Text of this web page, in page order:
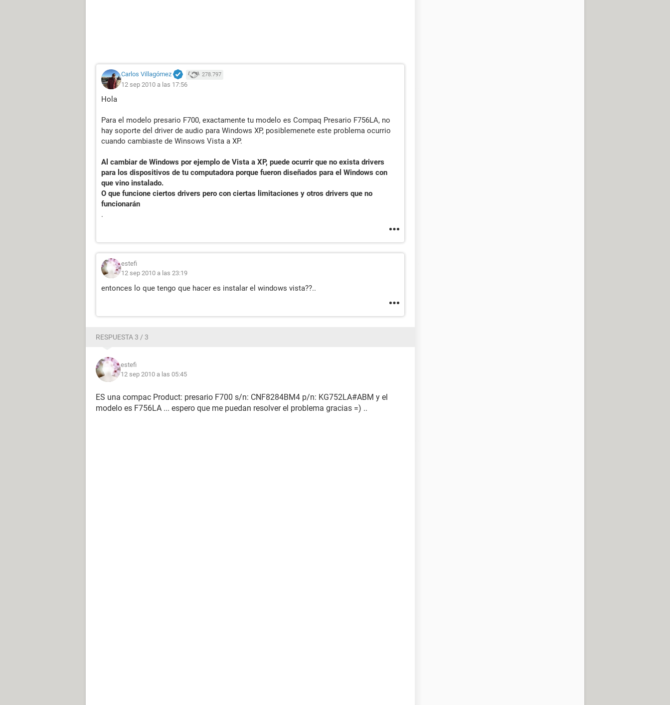
Carlos Villagómez 278.797
12 sep 2010 a las 17:56
Hola
Para el modelo presario F700, exactamente tu modelo es Compaq Presario F756LA, no
hay soporte del driver de audio para Windows XP, posiblemenete este problema ocurrio
cuando cambiaste de Winsows Vista a XP.
Al cambiar de Windows por ejemplo de Vista a XP, puede ocurrir que no exista drivers
para los dispositivos de tu computadora porque fueron diseñados para el Windows con
que vino instalado.
O que funcione ciertos drivers pero con ciertas limitaciones y otros drivers que no
funcionarán
.
estefi
12 sep 2010 a las 23:19
entonces lo que tengo que hacer es instalar el windows vista??..
RESPUESTA 3 / 3
estefi
12 sep 2010 a las 05:45
ES una compac Product: presario F700 s/n: CNF8284BM4 p/n: KG752LA#ABM y el
modelo es F756LA ... espero que me puedan resolver el problema gracias =) ..